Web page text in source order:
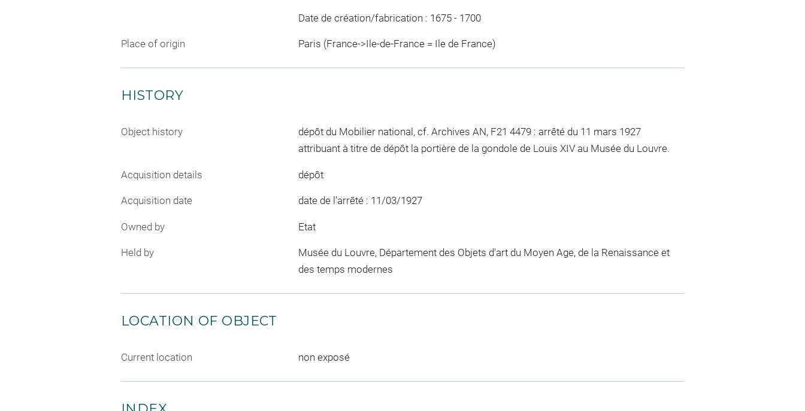
Date de création/fabrication : 1675 - 1700
Place of origin Paris (France->Ile-de-France = Ile de France)
HISTORY
Object history
dépôt du Mobilier national, cf. Archives AN, F21 4479 : arrêté du 11 mars 1927
attribuant à titre de dépôt la portière de la gondole de Louis XIV au Musée du Louvre.
Acquisition details dépôt
Acquisition date date de l'arrêté : 11/03/1927
Owned by Etat
Held by
Musée du Louvre, Département des Objets d'art du Moyen Age, de la Renaissance et
des temps modernes
LOCATION OF OBJECT
Current location non exposé